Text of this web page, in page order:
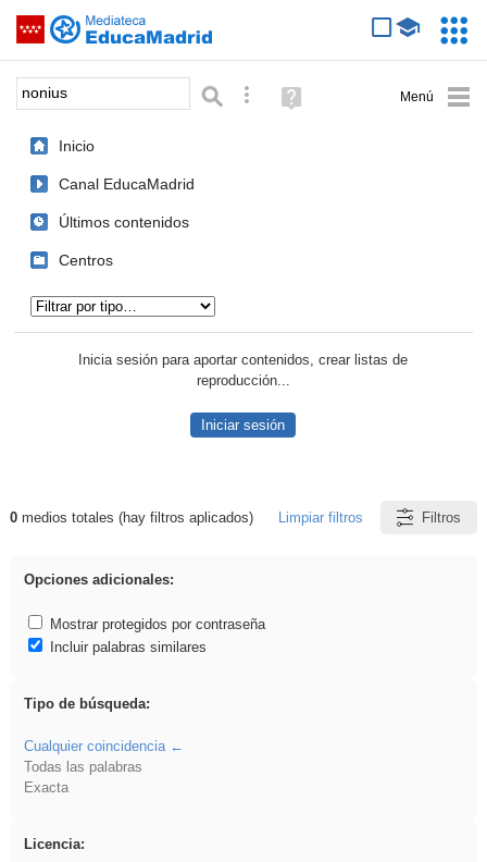
Saltar navegación
Palabra o frase: Búsqueda avanzada
Ayuda
(en
Inicio
Canal EducaMadrid
Últimos contenidos
Centros
Inicia sesión para aportar contenidos, crear listas de
reproducción...
Iniciar sesión
Resultados de: nonius
0medios totales (hay filtros aplicados) Limpiar filtros Filtros
Opciones adicionales:
Mostrar protegidos por contraseña
Incluir palabras similares
Tipo de búsqueda:
Cualquier coincidencia
Todas las palabras
Exacta
Licencia: